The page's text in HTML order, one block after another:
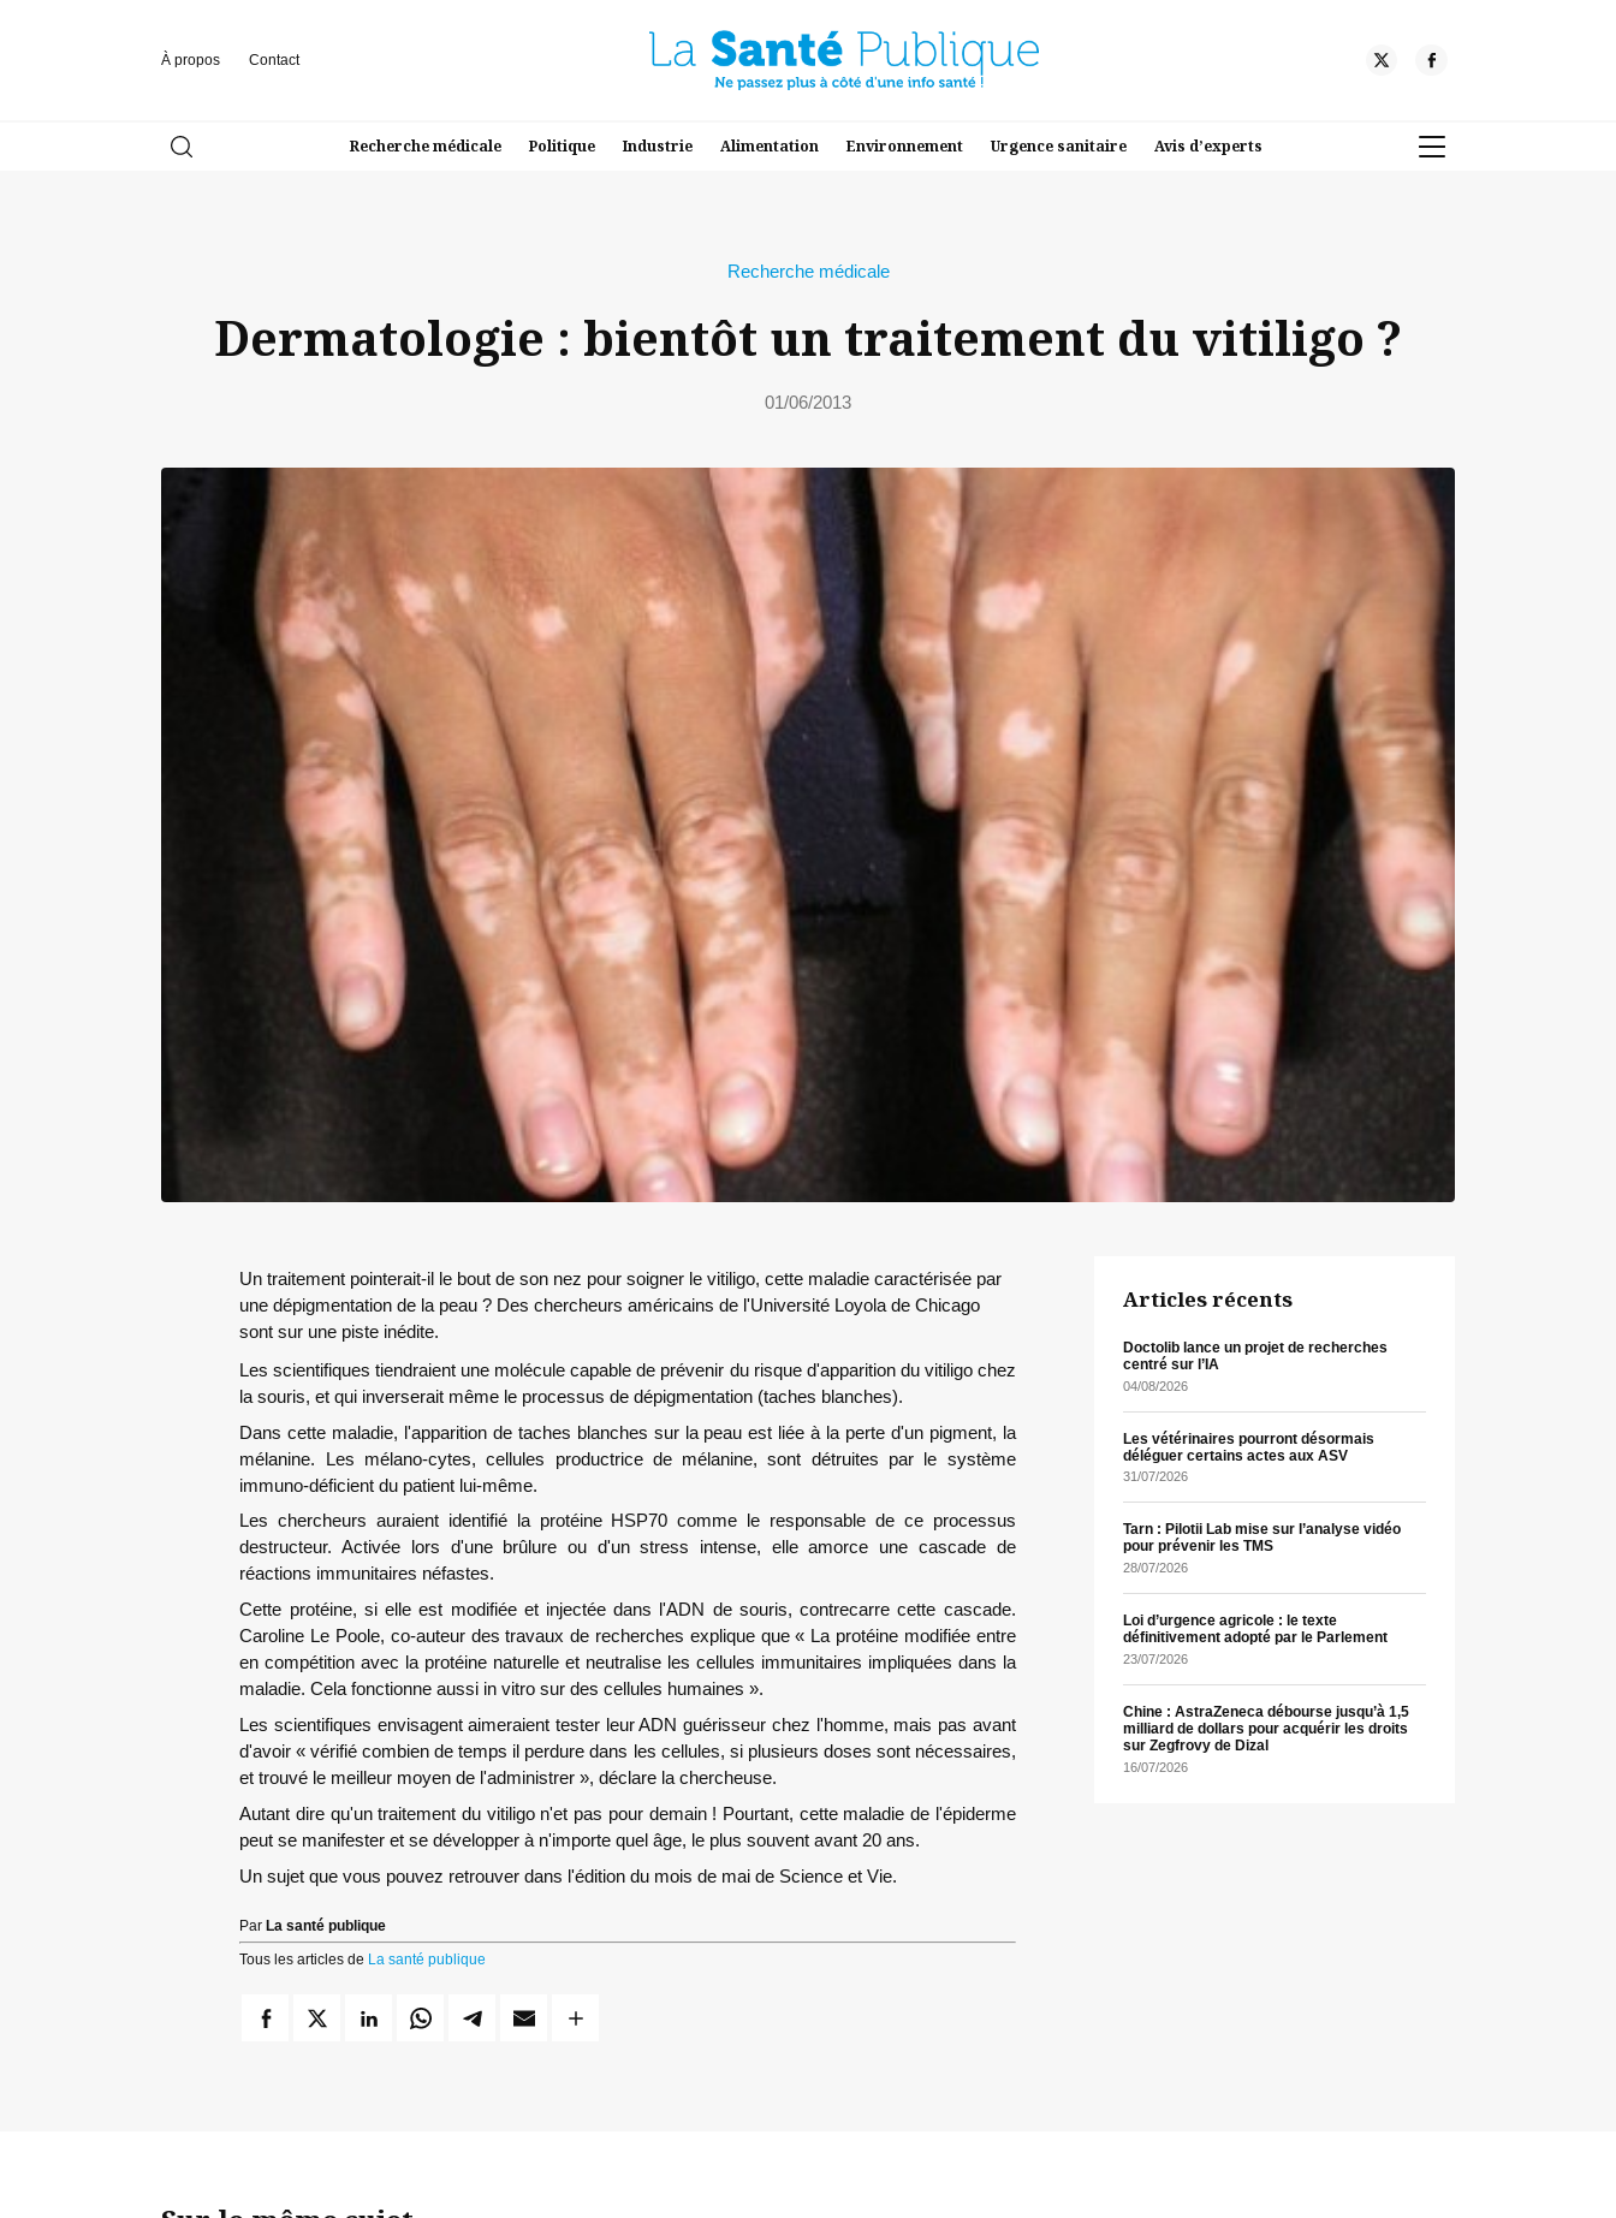
À propos Contact
Recherche médicale Politique Industrie Alimentation Environnement Urgence sanitaire Avis d’experts
Recherche médicale
Dermatologie : bientôt un traitement du vitiligo ?
01/06/2013
Un traitement pointerait-il le bout de son nez pour soigner le vitiligo, cette maladie caractérisée par
une dépigmentation de la peau ? Des chercheurs américains de l'Université Loyola de Chicago
sont sur une piste inédite.
Les scientifiques tiendraient une molécule capable de prévenir du risque d'apparition du vitiligo chez
la souris, et qui inverserait même le processus de dépigmentation (taches blanches).
Dans cette maladie, l'apparition de taches blanches sur la peau est liée à la perte d'un pigment, la
mélanine. Les mélano-cytes, cellules productrice de mélanine, sont détruites par le système
immuno-déficient du patient lui-même.
Les chercheurs auraient identifié la protéine HSP70 comme le responsable de ce processus
destructeur. Activée lors d'une brûlure ou d'un stress intense, elle amorce une cascade de
réactions immunitaires néfastes.
Cette protéine, si elle est modifiée et injectée dans l'ADN de souris, contrecarre cette cascade.
Caroline Le Poole, co-auteur des travaux de recherches explique que « La protéine modifiée entre
en compétition avec la protéine naturelle et neutralise les cellules immunitaires impliquées dans la
maladie. Cela fonctionne aussi in vitro sur des cellules humaines ».
Les scientifiques envisagent aimeraient tester leur ADN guérisseur chez l'homme, mais pas avant
d'avoir « vérifié combien de temps il perdure dans les cellules, si plusieurs doses sont nécessaires,
et trouvé le meilleur moyen de l'administrer », déclare la chercheuse.
Autant dire qu'un traitement du vitiligo n'et pas pour demain ! Pourtant, cette maladie de l'épiderme
peut se manifester et se développer à n'importe quel âge, le plus souvent avant 20 ans.
Un sujet que vous pouvez retrouver dans l'édition du mois de mai de Science et Vie.
Par La santé publique
Tous les articles de La santé publique
Articles récents
Doctolib lance un projet de recherches
centré sur l’IA
04/08/2026
Les vétérinaires pourront désormais
déléguer certains actes aux ASV
31/07/2026
Tarn : Pilotii Lab mise sur l’analyse vidéo
pour prévenir les TMS
28/07/2026
Loi d’urgence agricole : le texte
définitivement adopté par le Parlement
23/07/2026
Chine : AstraZeneca débourse jusqu’à 1,5
milliard de dollars pour acquérir les droits
sur Zegfrovy de Dizal
16/07/2026